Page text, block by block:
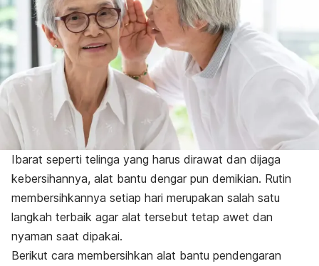
Ibarat seperti telinga yang harus dirawat dan dijaga
kebersihannya, alat bantu dengar pun demikian. Rutin
membersihkannya setiap hari merupakan salah satu
langkah terbaik agar alat tersebut tetap awet dan
nyaman saat dipakai.
Berikut cara membersihkan alat bantu pendengaran